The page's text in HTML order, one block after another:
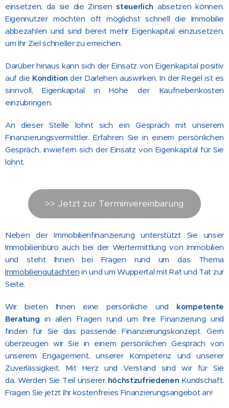
einsetzen, da sie die Zinsensteuerlich absetzen können.
Eigennutzer möchten oft möglichst schnell die Immobilie
abbezahlen und sind bereit mehr Eigenkapital einzusetzen,
um Ihr Ziel schneller zu erreichen.
Darüber hinaus kann sich der Einsatz von Eigenkapital positiv
auf die Kondition der Darlehen auswirken. In der Regel ist es
sinnvoll, Eigenkapital in Höhe der Kaufnebenkosten
einzubringen.
An dieser Stelle lohnt sich ein Gespräch mit unserem
Finanzierungsvermittler. Erfahren Sie in einem persönlichen
Gespräch, inwiefern sich der Einsatz von Eigenkapital für Sie
lohnt.
>> Jetzt zur Terminvereinbarung
Neben der Immobilienfinanzierung unterstützt Sie unser
Immobilienbüro auch bei der Wertermittlung von Immobilien
und steht Ihnen bei Fragen rund um das Thema
Immobiliengutachten in und um Wuppertal mit Rat und Tat zur
Seite.
Wir bieten Ihnen eine persönliche und kompetente
Beratung in allen Fragen rund um Ihre Finanzierung und
finden für Sie das passende Finanzierungskonzept. Gern
überzeugen wir Sie in einem persönlichen Gespräch von
unserem Engagement, unserer Kompetenz und unserer
Zuverlässigkeit. Mit Herz und Verstand sind wir für Sie
da. Werden Sie Teil unserer höchstzufriedenen Kundschaft.
Fragen Sie jetzt Ihr kostenfreies Finanzierungsangebot an!